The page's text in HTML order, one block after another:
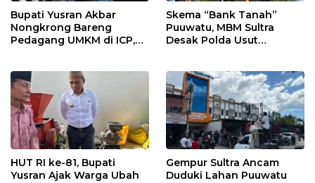
Bupati Yusran Akbar
Nongkrong Bareng
Pedagang UMKM di ICP,
Kerakyatan
Skema “Bank Tanah”
Puuwatu, MBM Sultra
Desak Polda Usut
HUT RI ke-81, Bupati
Yusran Ajak Warga Ubah
Gempur Sultra Ancam
Duduki Lahan Puuwatu